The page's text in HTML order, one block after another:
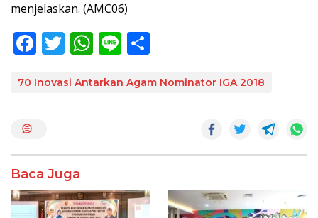
menjelaskan. (AMC06)
F
e
o
k
T
itt
W
at
p
Li
e ar
70 Inovasi Antarkan Agam Nominator IGA 2018
Baca Juga